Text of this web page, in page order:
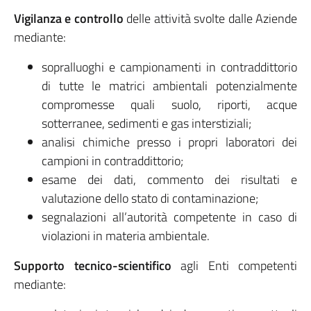
Vigilanza e controllo delle attività svolte dalle Aziende
mediante:
sopralluoghi e campionamenti in contraddittorio
di tutte le matrici ambientali potenzialmente
compromesse quali suolo, riporti, acque
sotterranee, sedimenti e gas interstiziali;
analisi chimiche presso i propri laboratori dei
campioni in contraddittorio;
esame dei dati, commento dei risultati e
valutazione dello stato di contaminazione;
segnalazioni all’autorità competente in caso di
violazioni in materia ambientale.
Supporto tecnico-scientifico agli Enti competenti
mediante: